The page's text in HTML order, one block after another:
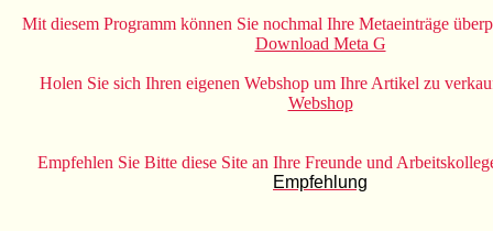
Mit diesem Programm können Sie nochmal Ihre Metaeinträge
Download Meta G
Holen Sie sich Ihren eigenen Webshop um Ihre Artikel zu
Webshop
Empfehlen Sie Bitte diese Site an Ihre Freunde und
Empfehlung